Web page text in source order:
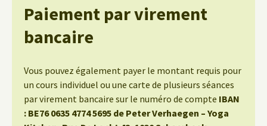
Paiement par virement
bancaire
Vous pouvez également payer le montant requis pour
un cours individuel ou une carte de plusieurs séances
par virement bancaire sur le numéro de compte IBAN
: BE76 0635 4774 5695 de Peter Verhaegen – Yoga